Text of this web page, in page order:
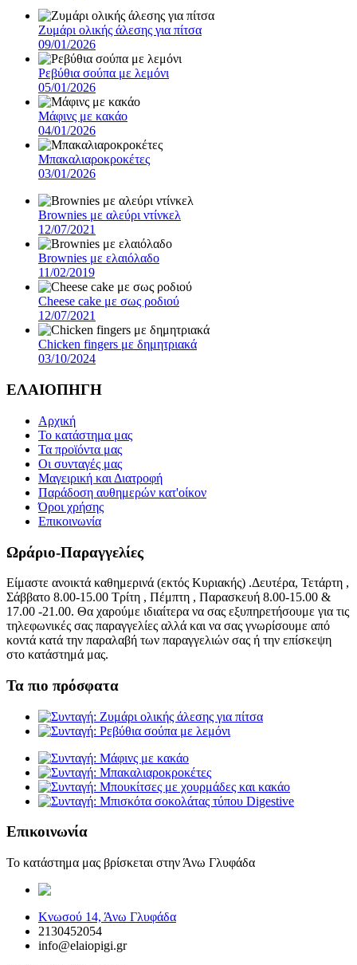
Ζυμάρι ολικής άλεσης για πίτσα
09/01/2026
Ρεβύθια σούπα με λεμόνι
05/01/2026
Μάφινς με κακάο
04/01/2026
Μπακαλιαροκροκέτες
03/01/2026
Brownies με αλεύρι ντίνκελ
12/07/2021
Brownies με ελαιόλαδο
11/02/2019
Cheese cake με σως ροδιού
12/07/2021
Chicken fingers με δημητριακά
03/10/2024
ΕΛΑΙΟΠΗΓΗ
Αρχική
Το κατάστημα μας
Τα προϊόντα μας
Οι συνταγές μας
Μαγειρική και Διατροφή
Παράδοση αυθημερών κατ'οίκον
Όροι χρήσης
Επικοινωνία
Ωράριο-Παραγγελίες
Είμαστε ανοικτά καθημερινά (εκτός Κυριακής) .Δευτέρα, Τετάρτη ,
Σάββατο 8.00-15.00 Τρίτη , Πέμπτη , Παρασκευή 8.00-15.00 &
17.00 -21.00. Θα χαρούμε ιδιαίτερα να σας εξυπηρετήσουμε για τις
τηλεφωνικές σας παραγγελίες αλλά και να σας γνωρίσουμε από
κοντά κατά την παραλαβή των παραγγελιών σας ή την επίσκεψη
στο κατάστημά μας.
Τα πιο πρόσφατα
Επικοινωνία
Το κατάστημα μας βρίσκεται στην Άνω Γλυφάδα
Κνωσού 14, Άνω Γλυφάδα
2130452054
info@elaiopigi.gr